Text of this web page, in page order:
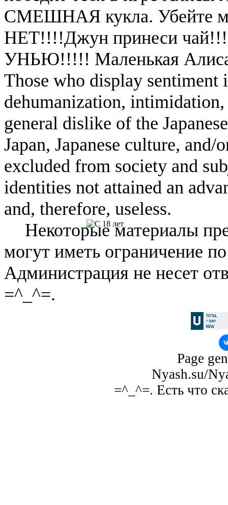
СМЕШНАЯ кукла. Убейте
НЕТ!!!!Джун принеси
УНЬЮ!!!!! Маленькая
Those who display
dehumanization,
general dislike of the
Japan, Japanese culture, and/
excluded from society and
identities not attained an
and, therefore, useless.
Некоторые материалы
могут иметь ограничение
Администрация не несет
=^_^=.
Page
Nyash.su/
=^_^=. Есть что